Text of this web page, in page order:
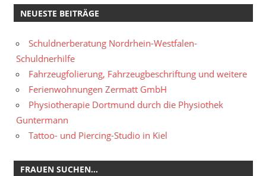
NEUESTE BEITRÄGE
Schuldnerberatung Nordrhein-Westfalen-
Schuldnerhilfe
Fahrzeugfolierung, Fahrzeugbeschriftung und weitere
Ferienwohnungen Zermatt GmbH
Physiotherapie Dortmund durch die Physiothek
Guntermann
Tattoo- und Piercing-Studio in Kiel
FRAUEN SUCHEN…